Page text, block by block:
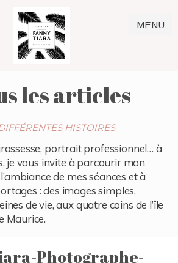
MENU
les articles
HISTOIRES
portrait professionnel… à
je vous invite à parcourir mon
de mes séances et à
: des images simples,
de vie, aux quatre coins de l’île
Maurice.
Photographe-